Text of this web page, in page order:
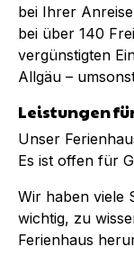
bei Ihrer
bei über 140
vergünstigten
Allgäu –
Leistungen
Unser
Es ist offen für
Wir haben viele
wichtig, zu
Ferienhaus